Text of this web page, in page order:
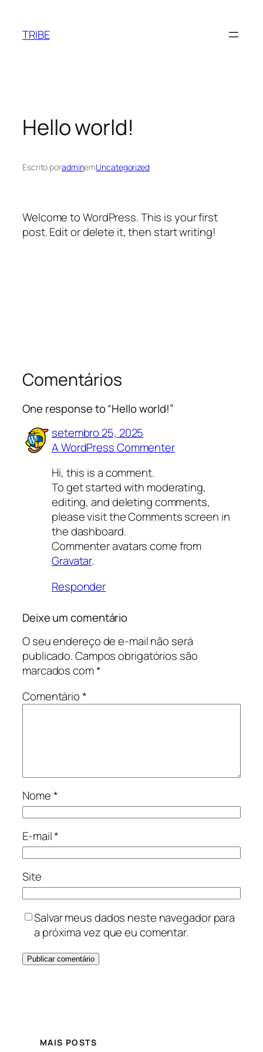
TRIBE
Hello world!
Escrito poradminemUncategorized
Welcome to WordPress. This is your first
post. Edit or delete it, then start writing!
Comentários
One response to “Hello world!”
setembro 25, 2025
A WordPress Commenter
Hi, this is a comment.
To get started with moderating,
editing, and deleting comments,
please visit the Comments screen in
the dashboard.
Commenter avatars come from
Gravatar.
Responder
Deixe um comentário
O seu endereço de e-mail não será
publicado.Campos obrigatórios são
marcados com*
Comentário*
Nome*
E-mail*
Site
Salvar meus dados neste navegador para
a próxima vez que eu comentar.
MAIS POSTS